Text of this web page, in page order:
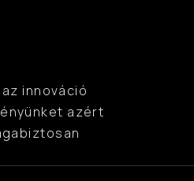
innováció
azért